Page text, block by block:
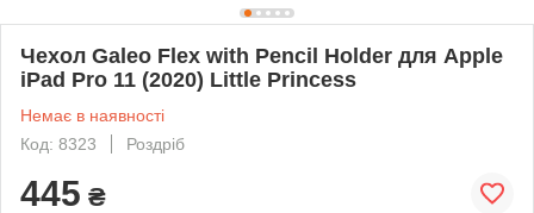
Чехол Galeo Flex with Pencil Holder для Apple
iPad Pro 11 (2020) Little Princess
Немає в наявності
Код: 8323
Роздріб
445 ₴